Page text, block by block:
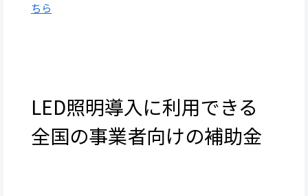
ち ら
LED照明導入に利用できる
全国の事業者向けの補助金